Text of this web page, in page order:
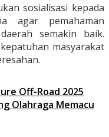
sosialisasi kepada
agar pemahaman
semakin baik.
masyarakat
Off-Road 2025
Olahraga Memacu